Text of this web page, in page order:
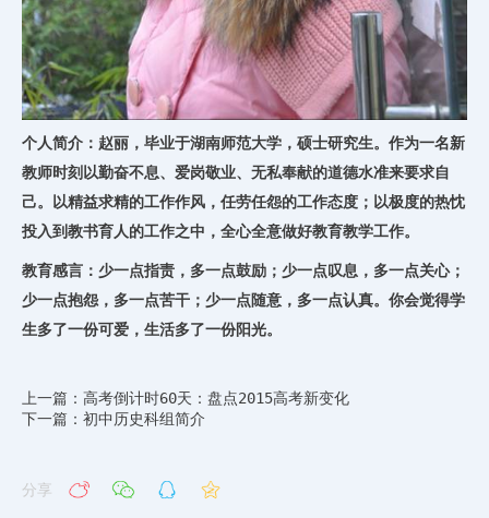
个人简介：赵丽，毕业于湖南师范大学，硕士研究生。作为一名新
教师时刻以勤奋不息、爱岗敬业、无私奉献的道德水准来要求自
己。以精益求精的工作作风，任劳任怨的工作态度；以极度的热忱
投入到教书育人的工作之中，全心全意做好教育教学工作。
教育感言：少一点指责，多一点鼓励；少一点叹息，多一点关心；
少一点抱怨，多一点苦干；少一点随意，多一点认真。你会觉得学
生多了一份可爱，生活多了一份阳光。
上一篇：高考倒计时60天：盘点2015高考新变化
下一篇：初中历史科组简介
分享